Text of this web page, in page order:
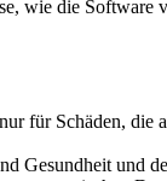
wie die Software
für Schäden, die
Gesundheit und